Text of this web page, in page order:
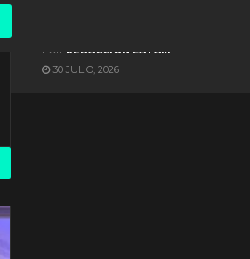
POR REDACCIÓN LATAM
30 JULIO, 2026